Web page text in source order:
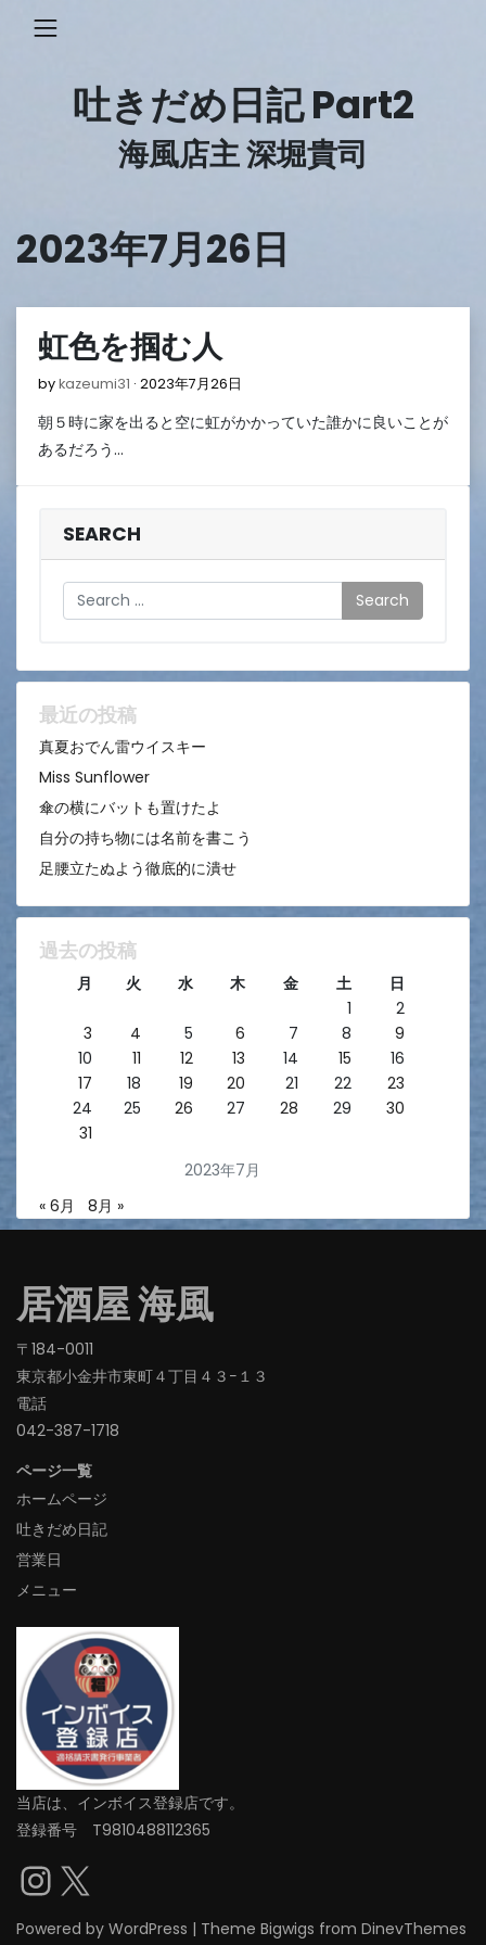
吐きだめ日記 Part2
海風店主 深堀貴司
2023年7月26日
虹色を掴む人
bykazeumi31 2023年7月26日
7
朝５時に家を出ると空に虹がかかっていた誰かに良いことが
あるだろう…
SEARCH
Search
最近の投稿
真夏おでん雷ウイスキー
Miss Sunflower
傘の横にバットも置けたよ
自分の持ち物には名前を書こう
足腰立たぬよう徹底的に潰せ
過去の投稿
2023年7月
月 火 水 木 金 土
日
1
2
3
4 5 6 7 8
9
10
11 12 13 14 15
16
17
18 19 20 21 22
23
24
25 26 27 28 29
30
31
« 6月 8月 »
居酒屋 海風
〒184-0011
東京都小金井市東町４丁目４３−１３
電話
042-387-1718‬
ページ一覧
ホームページ
吐きだめ日記
営業日
メニュー
当店は、インボイス登録店です。
登録番号 T9810488112365
Instagram
X
Powered by WordPress | Theme Bigwigs from DinevThemes